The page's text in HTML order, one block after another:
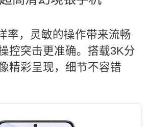
率，灵敏的操作带来流畅
控突击更准确。搭载3K分
精彩呈现，细节不容错